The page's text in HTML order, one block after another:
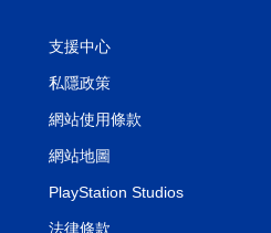
支援中心
私隱政策
網站使用條款
網站地圖
PlayStation Studios
法律條款